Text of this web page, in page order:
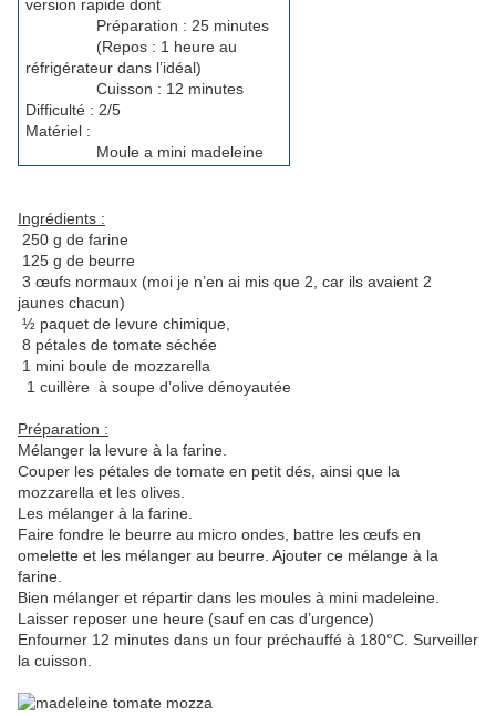
version rapide dont
Préparation : 25 minutes
(Repos : 1 heure au
réfrigérateur dans l’idéal)
Cuisson : 12 minutes
Difficulté : 2/5
Matériel :
Moule a mini madeleine
Ingrédients :
g de farine
g de beurre
œufs normaux (moi je n’en ai mis que 2, car ils avaient 2
jaunes chacun)
paquet de levure chimique,
pétales de tomate séchée
mini boule de mozzarella
cuillère à soupe d’olive dénoyautée
Préparation :
Mélanger la levure à la farine.
Couper les pétales de tomate en petit dés, ainsi que la
mozzarella et les olives.
Les mélanger à la farine.
Faire fondre le beurre au micro ondes, battre les œufs en
omelette et les mélanger au beurre. Ajouter ce mélange à la
farine.
Bien mélanger et répartir dans les moules à mini madeleine.
Laisser reposer une heure (sauf en cas d’urgence)
Enfourner 12 minutes dans un four préchauffé à 180°C. Surveiller
la cuisson.